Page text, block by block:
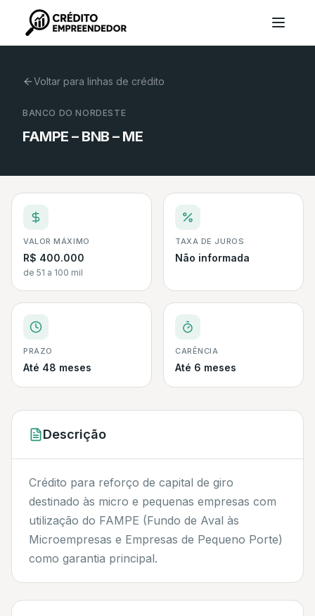
Voltar para linhas de crédito
BANCO DO NORDESTE
FAMPE – BNB – ME
VALOR MÁXIMO
R$ 400.000
de 51 a 100 mil
TAXA DE JUROS
Não informada
PRAZO
Até 48 meses
CARÊNCIA
Até 6 meses
Descrição
Crédito para reforço de capital de giro
destinado às micro e pequenas empresas com
utilização do FAMPE (Fundo de Aval às
Microempresas e Empresas de Pequeno Porte)
como garantia principal.